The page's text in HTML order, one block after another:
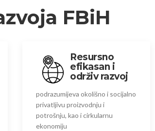
FBiH
Resursno
efikasan i
održiv razvoj
podrazumijeva okolišno i socijalno
privatljivu proizvodnju i
potrošnju, kao i cirkularnu
ekonomiju